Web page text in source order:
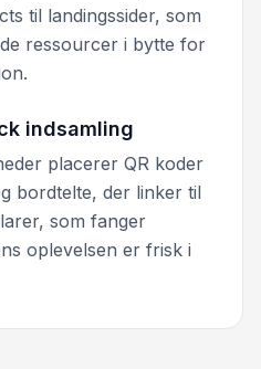
til landingssider, som
ressourcer i bytte for
indsamling
placerer QR koder
bordtelte, der linker til
som fanger
oplevelsen er frisk i